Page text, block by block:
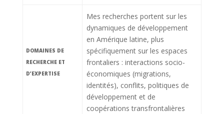
DOMAINES DE
RECHERCHE ET
D’EXPERTISE
Mes recherches portent sur les
dynamiques de développement
en Amérique latine, plus
spécifiquement sur les espaces
frontaliers : interactions socio-
économiques (migrations,
identités), conflits, politiques de
développement et de
coopérations transfrontalières